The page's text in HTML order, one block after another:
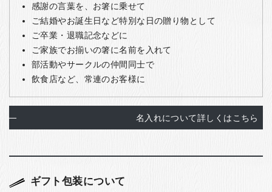
感謝の言葉を、お箸に乗せて
ご結婚やお誕生日など特別な日の贈り物として
ご卒業・退職記念などに
ご家族でお揃いの箸に名前を入れて
部活動やサークルの仲間同士で
飲食店など、常連のお客様に
名入れについて詳しくはこちら
ギフト包装について